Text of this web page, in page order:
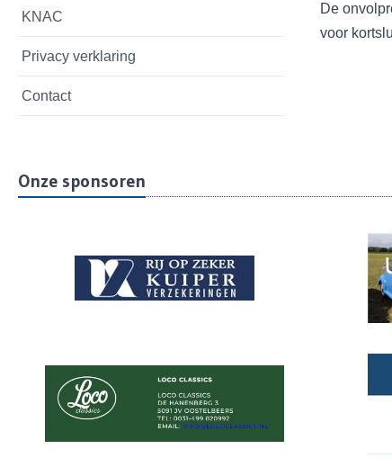
KNAC
Privacy verklaring
Contact
De
voor
Onze sponsoren